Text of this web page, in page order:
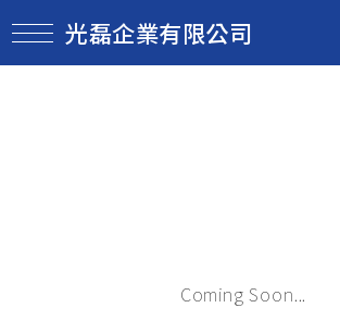
Coming Soon...
光磊企業有限公司